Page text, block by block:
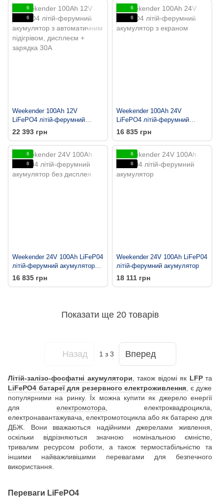
6
6
Weekender 100Ah 12V
LiFePO4 літій-ферумний
акумулятор з автоматичним
підігрівом, дисплеєм +
зарядка 30А
22 393 грн
6
6
Weekender 100Ah 24V
LiFePO4 літій-ферумний
акумулятор з екраном
16 835 грн
6
6
Weekender 24V 100Аh LiFeP04
літій-ферумний акумулятор
без дисплея
16 835 грн
6
6
Weekender 24V 100Аh LiFeP04
літій-ферумний акумулятор
18 111 грн
Показати ще 20 товарів
Назад 1 з 3 Вперед
Літій-залізо-фосфатні акумулятори, також відомі як LFPта
LiFePO4 батареї для резервного електроживлення, є дуже
популярними на ринку. Їх можна купити як джерело енергії
для електромотора, електроквадроцикла,
електронавантажувача, електромотоцикла або як батарею для
ДБЖ. Вони вважаються надійними джерелами живлення,
оскільки відрізняються значною номінальною ємністю,
тривалим ресурсом роботи, а також термостабільністю та
іншими найважливішими перевагами для безпечного
використання.
Переваги LiFePO4